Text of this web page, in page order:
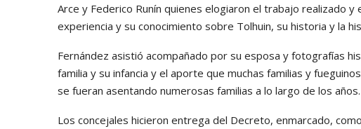
Arce y Federico Runín quienes elogiaron el trabajo realizado
experiencia y su conocimiento sobre Tolhuin, su historia y la
Fernández asistió acompañado por su esposa y fotografías
familia y su infancia y el aporte que muchas familias y
se fueran asentando numerosas familias a lo largo de los años.
Los concejales hicieron entrega del Decreto, enmarcado,